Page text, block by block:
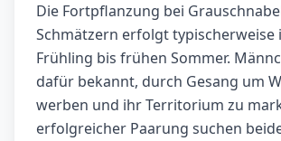
Die Fortpflanzung bei
Schmätzern erfolgt typischerweise
Frühling bis frühen Sommer.
dafür bekannt, durch Gesang um
werben und ihr Territorium zu
erfolgreicher Paarung suchen